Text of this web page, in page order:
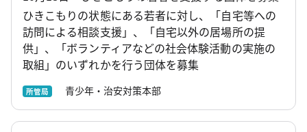
ひきこもりの状態にある若者に対し、「自宅等への
訪問による相談支援」、「自宅以外の居場所の提
供」、「ボランティアなどの社会体験活動の実施の
取組」のいずれかを行う団体を募集
所管局 青少年・治安対策本部